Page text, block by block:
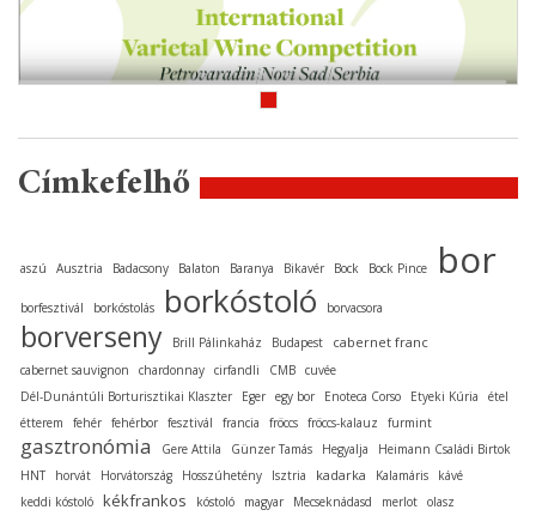
Címkefelhő
aszú Ausztria Badacsony Balaton Baranya Bikavér Bock Bock Pince bor
borfesztivál borkóstolás borkóstoló borvacsora
borverseny Brill Pálinkaház Budapest cabernet franc
cabernet sauvignon chardonnay cirfandli CMB cuvée
Dél-Dunántúli Borturisztikai Klaszter
Eger egy bor Enoteca Corso Etyeki Kúria
étel
étterem
fehér fehérbor fesztivál francia fröccs fröccs-kalauz furmint
gasztronómia Gere Attila Günzer Tamás Hegyalja
Heimann Családi Birtok
HNT
horvát Horvátország Hosszúhetény Isztria kadarka Kalamáris
kávé
keddi kóstoló kékfrankos kóstoló magyar Mecseknádasd merlot olasz